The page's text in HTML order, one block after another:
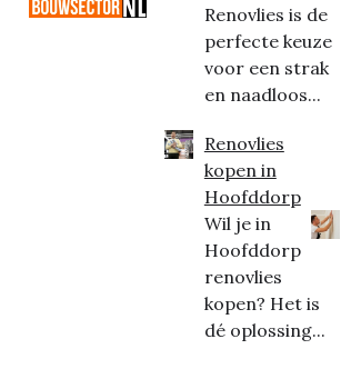
Renovlies is de
perfecte keuze
voor een strak
en naadloos...
Renovlies
kopen in
Hoofddorp
Wil je in
Hoofddorp
renovlies
kopen? Het is
dé oplossing...